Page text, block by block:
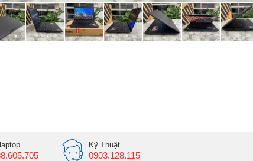
Kỹ Thuật
0903.128.115